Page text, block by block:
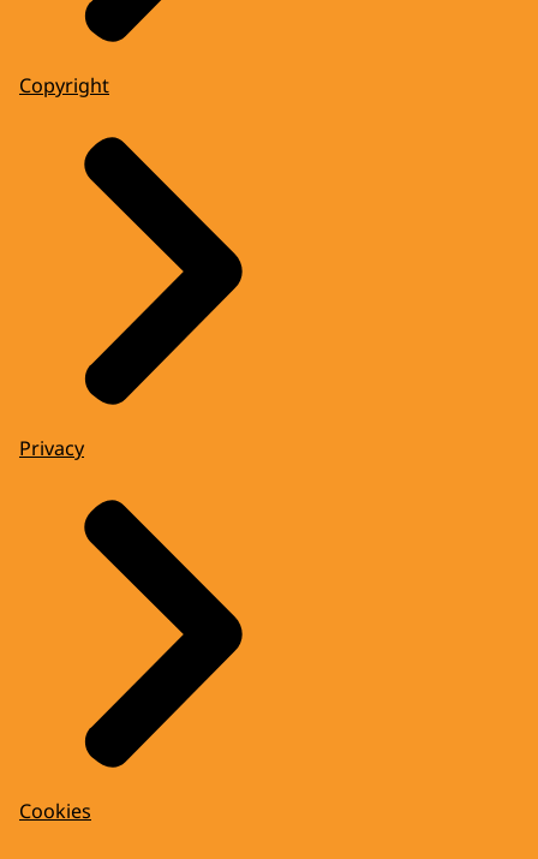
Copyright
Privacy
Cookies